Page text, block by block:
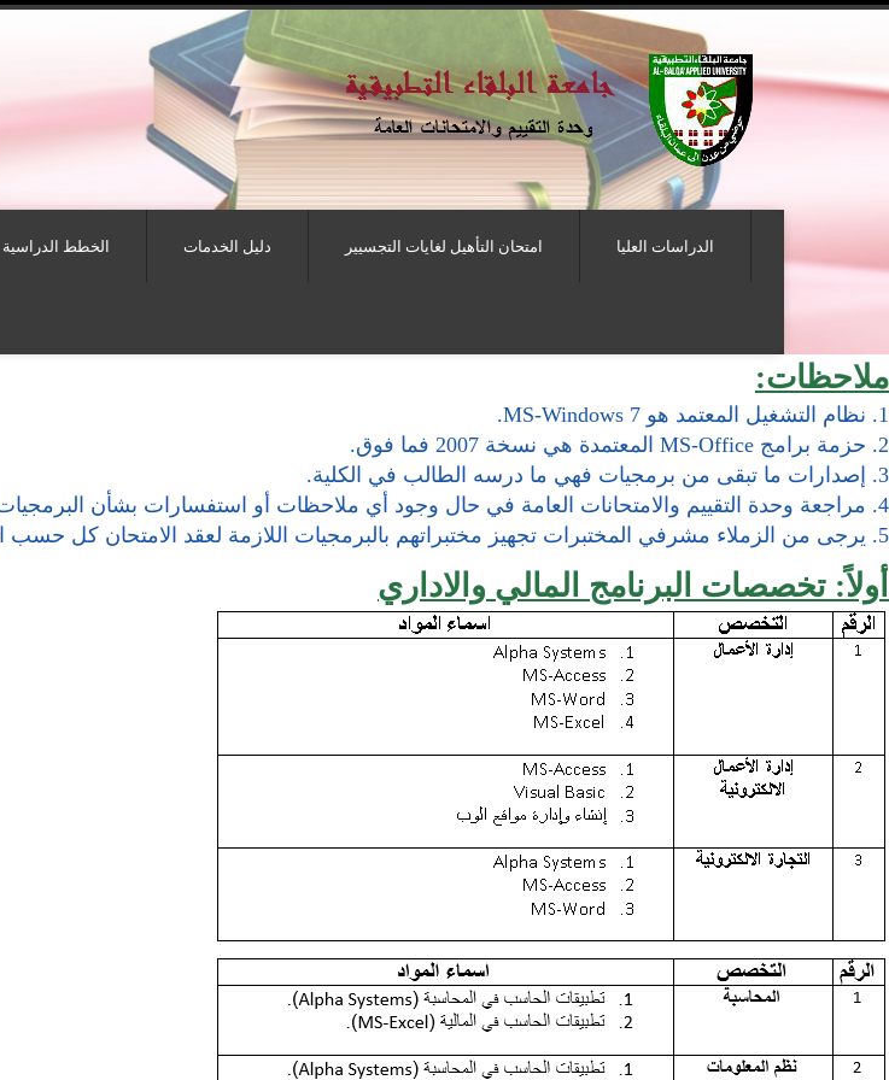
الخطط الدراسية دليل الخدمات امتحان التأهيل لغايات التجسيير الدراسات العليا
ملاحظات:
1. نظام التشغيل المعتمد هو MS-Windows 7.
2. حزمة برامج MS-Office المعتمدة هي نسخة 2007 فما فوق.
3. إصدارات ما تبقى من برمجيات فهي ما درسه الطالب في الكلية.
4. مراجعة وحدة التقييم والامتحانات العامة في حال وجود أي ملاحظات أو استفسارات بشأن البرمجيات.
5. يرجى من الزملاء مشرفي المختبرات تجهيز مختبراتهم بالبرمجيات اللازمة لعقد الامتحان كل حسب الامتحانات المحددة في مختبره.
أولاً: تخصصات البرنامج المالي والاداري